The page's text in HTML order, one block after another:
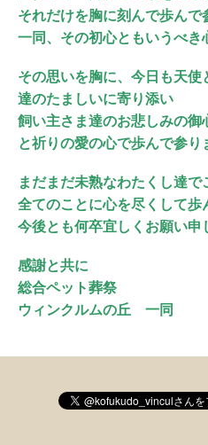
それだけを胸に刻んで歩んで
一同、その初心ともいうべき
その思いを胸に、今日も天使
達のたましいに寄り添い
飼い主さま達のお悲しみの
と祈りの愛の心で歩んで参り
まだまだ未熟なわたくし達で
全てのことに心を尽くして歩
今後とも何卒宜しくお願い申
感謝と共に
総合ペット葬祭
ウィンクルムの丘 一同